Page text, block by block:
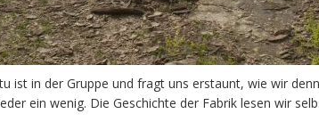
ist in der Gruppe und fragt uns erstaunt, wie wir
ein wenig. Die Geschichte der Fabrik lesen wir